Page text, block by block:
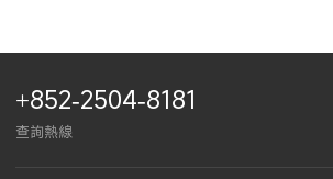
+852-2504-8181
查詢熱線